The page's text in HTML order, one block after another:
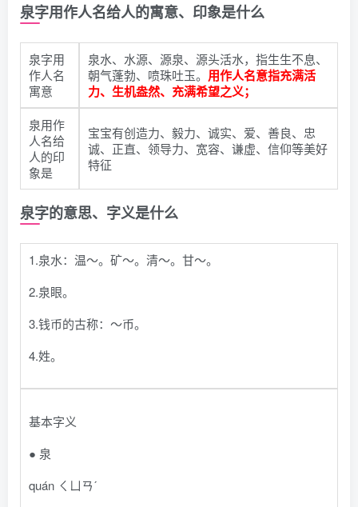
泉字用作人名给人的寓意、印象是什么
泉字用
作人名
寓意
泉水、水源、源泉、源头活水，指生生不息、
朝气蓬勃、喷珠吐玉。 用作人名意指充满活
力、生机盎然、充满希望之义；
泉用作
人名给
人的印
象是
宝宝有创造力、毅力、诚实、爱、善良、忠
诚、正直、领导力、宽容、谦虚、信仰等美好
特征
泉字的意思、字义是什么
1.泉水：温～。矿～。清～。甘～。
2.泉眼。
3.钱币的古称：～币。
4.姓。
基本字义
● 泉
quán ㄑㄩㄢˊ